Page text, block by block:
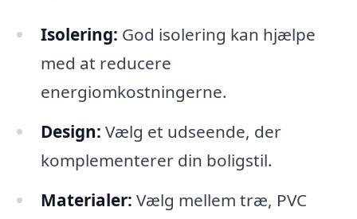
Isolering: God isolering kan hjælpe
med at reducere
energiomkostningerne.
Design: Vælg et udseende, der
komplementerer din boligstil.
Materialer: Vælg mellem træ, PVC